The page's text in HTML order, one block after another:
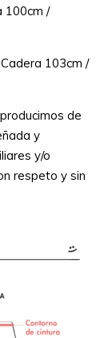
100cm /
103cm /
de
y
y/o
respeto y sin